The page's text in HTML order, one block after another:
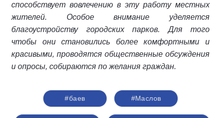
способствует вовлечению в эту работу местных
жителей. Особое внимание уделяется
благоустройству городских парков. Для того
чтобы они становились более комфортными и
красивыми, проводятся общественные обсуждения
и опросы, собираются по желания граждан.
#баев #Маслов